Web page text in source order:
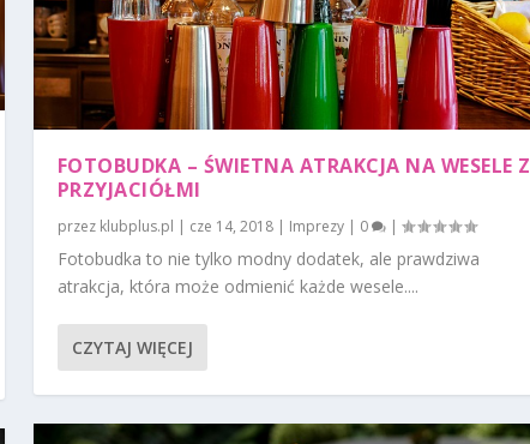
FOTOBUDKA – ŚWIETNA ATRAKCJA NA WESELE Z
PRZYJACIÓŁMI
przez klubplus.pl cze 14, 2018| Imprezy| 0 |
Fotobudka to nie tylko modny dodatek, ale prawdziwa
atrakcja, która może odmienić każde wesele....
CZYTAJ WIĘCEJ